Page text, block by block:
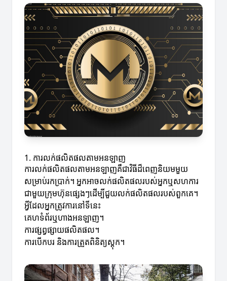
1. ការលក់ផលិតផលតាមអនឡាញ
ការលក់ផលិតផលតាមអនឡាញគឺជាវិធីដ៏ពេញនិយមមួយ
សម្រាប់រកប្រាក់។ អ្នកអាចលក់ផលិតផលរបស់អ្នកឬសហការ
ជាមួយក្រុមហ៊ុនផ្សេងៗដើម្បីជួយលក់ផលិតផលរបស់ពួកគេ។
អ្វីដែលអ្នកត្រូវការនៅទីនេះ
គេហទំព័រឬហាងអនឡាញ។
ការផ្សព្វផ្សាយផលិតផល។
ការបើកបរ និងការត្រួតពិនិត្យស្តុក។